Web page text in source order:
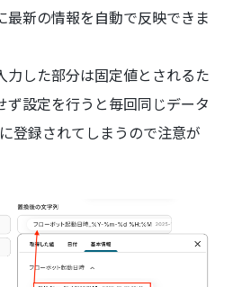
最新の情報を自動で反映できま
力した部分は固定値とされるた
ず設定を行うと毎回同じデータ
登録されてしまうので注意が